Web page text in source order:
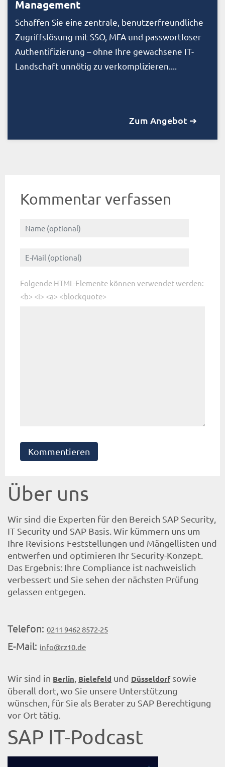
Management
Schaffen Sie eine zentrale, benutzerfreundliche
Zugriffslösung mit SSO, MFA und passwortloser
Authentifizierung – ohne Ihre gewachsene IT-
Landschaft unnötig zu verkomplizieren....
Zum Angebot ➔
Kommentar verfassen
Folgende HTML-Elemente können verwendet werden:
<b> <i> <a> <blockquote>
Kommentieren
Über uns
Wir sind die Experten für den Bereich SAP Security,
IT Security und SAP Basis. Wir kümmern uns um
Ihre Revisions-Feststellungen und Mängellisten und
entwerfen und optimieren Ihr Security-Konzept.
Das Ergebnis: Ihre Compliance ist nachweislich
verbessert und Sie sehen der nächsten Prüfung
gelassen entgegen.
Telefon: 0211 9462 8572-25
E-Mail: info@rz10.de
Wir sind in Berlin Bielefeld und Düsseldorfsowie
überall dort, wo Sie unsere Unterstützung
wünschen, für Sie als Berater zu SAP Berechtigung
vor Ort tätig.
SAP IT-Podcast